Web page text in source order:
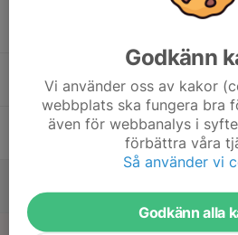
Godkänn
Vi använder oss av kakor
webbplats ska fungera bra
även för webbanalys i
förbättra våra
Så använder vi
Godkänn alla